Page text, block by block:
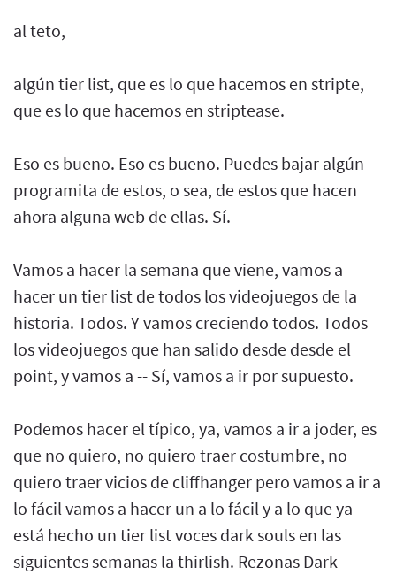
al teto,
algún tier list, que es lo que hacemos en stripte,
que es lo que hacemos en striptease.
Eso es bueno. Eso es bueno. Puedes bajar algún
programita de estos, o sea, de estos que hacen
ahora alguna web de ellas. Sí.
Vamos a hacer la semana que viene, vamos a
hacer un tier list de todos los videojuegos de la
historia. Todos. Y vamos creciendo todos. Todos
los videojuegos que han salido desde desde el
point, y vamos a -- Sí, vamos a ir por supuesto.
Podemos hacer el típico, ya, vamos a ir a joder, es
que no quiero, no quiero traer costumbre, no
quiero traer vicios de cliffhanger pero vamos a ir a
lo fácil vamos a hacer un a lo fácil y a lo que ya
está hecho un tier list voces dark souls en las
siguientes semanas la thirlish. Rezonas Dark